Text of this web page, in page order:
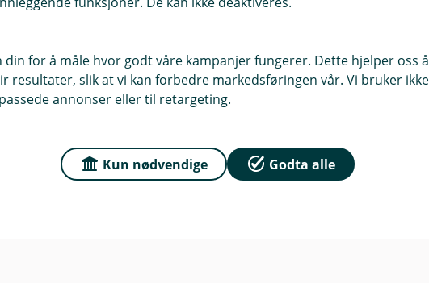
Fredag: 09:00 - 15:00
din for å måle hvor godt våre kampanjer fungerer. Dette hjelper oss
resultater, slik at vi kan forbedre markedsføringen vår. Vi bruker
annonser eller til retargeting.
Kun nødvendige Godta alle